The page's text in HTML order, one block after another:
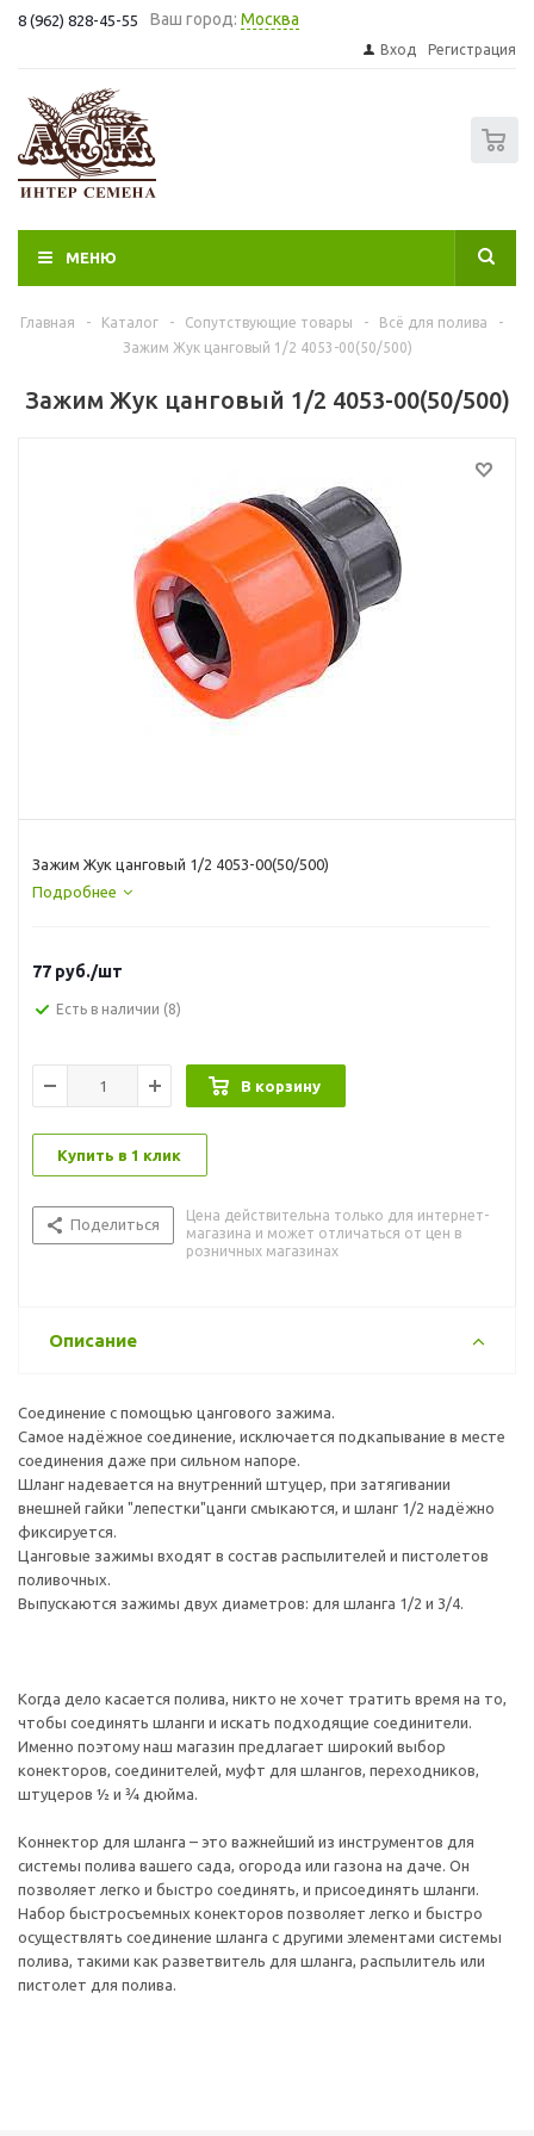
8 (962) 828-45-55 Ваш город: Москва
Вход Регистрация
МЕНЮ
Главная - Каталог - Сопутствующие товары - Всё для полива
-
Зажим Жук цанговый 1/2 4053-00(50/500)
Зажим Жук цанговый 1/2 4053-00(50/500)
Зажим Жук цанговый 1/2 4053-00(50/500)
Подробнее
77 руб./шт
Есть в наличии (8)
В корзину
Купить в 1 клик
Поделиться
Цена действительна только для интернет-
магазина и может отличаться от цен в
розничных магазинах
Описание
Соединение с помощью цангового зажима.
Самое надёжное соединение, исключается подкапывание в месте
соединения даже при сильном напоре.
Шланг надевается на внутренний штуцер, при затягивании
внешней гайки "лепестки"цанги смыкаются, и шланг 1/2 надёжно
фиксируется.
Цанговые зажимы входят в состав распылителей и пистолетов
поливочных.
Выпускаются зажимы двух диаметров: для шланга 1/2 и 3/4.
Когда дело касается полива, никто не хочет тратить время на то,
чтобы соединять шланги и искать подходящие соединители.
Именно поэтому наш магазин предлагает широкий выбор
конекторов, соединителей, муфт для шлангов, переходников,
штуцеров ½ и ¾ дюйма.
Коннектор для шланга – это важнейший из инструментов для
системы полива вашего сада, огорода или газона на даче. Он
позволяет легко и быстро соединять, и присоединять шланги.
Набор быстросъемных конекторов позволяет легко и быстро
осуществлять соединение шланга с другими элементами системы
полива, такими как разветвитель для шланга, распылитель или
пистолет для полива.